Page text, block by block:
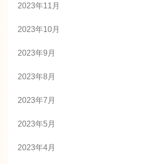
2023年11月
2023年10月
2023年9月
2023年8月
2023年7月
2023年5月
2023年4月